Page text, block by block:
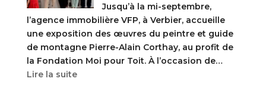
des
graines
Jusqu’à la mi-septembre,
l’agence immobilière VFP, à Verbier, accueille
une exposition des œuvres du peintre et guide
de montagne Pierre-Alain Corthay, au profit de
la Fondation Moi pour Toit. À l’occasion de…
Lire la suite: